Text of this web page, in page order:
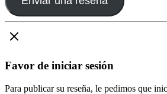
Favor de iniciar sesión
Para publicar su reseña, le pedimos que